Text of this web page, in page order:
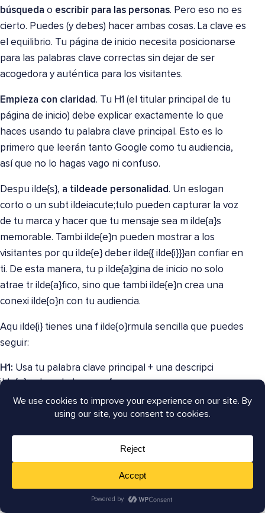
búsqueda o escribir para las personas. Pero eso no es
cierto. Puedes (y debes) hacer ambas cosas. La clave es
el equilibrio. Tu página de inicio necesita posicionarse
para las palabras clave correctas sin dejar de ser
acogedora y auténtica para los visitantes.
Empieza con claridad. Tu H1 (el titular principal de tu
página de inicio) debe explicar exactamente lo que
haces usando tu palabra clave principal. Esto es lo
primero que leerán tanto Google como tu audiencia,
así que no lo hagas vago ni confuso.
Despu ilde{s}, a tildeade personalidad. Un eslogan
corto o un subt ildeiacute;tulo pueden capturar la voz
de tu marca y hacer que tu mensaje sea m ilde{a}s
memorable. Tambi ilde{e}n pueden mostrar a los
visitantes por qu ilde{e} deber ilde{{ ilde{i}}}an confiar en
ti. De esta manera, tu p ilde{a}gina de inicio no solo
atrae tr ilde{a}fico, sino que tambi ilde{e}n crea una
conexi ilde{o}n con tu audiencia.
Aqu ilde{i} tienes una f ilde{o}rmula sencilla que puedes
seguir:
H1: Usa tu palabra clave principal + una descripci
ilde{o}n clara de lo que ofreces.
Eslogan/Subt ildeiacute;tulo:A tildeade personalidad,
pruebas o un beneficio que resuene con la gente.
Evita afirmaciones vagas:Frases como
Redefinimos la excelenciailde{“} suenan bien,
pero no le dicen a nadie lo que realmente haces.
La conclusi ilde{o}n es que un buen titular en la p
ilde{a}gina de inicio no se trata solo de palabras clave.